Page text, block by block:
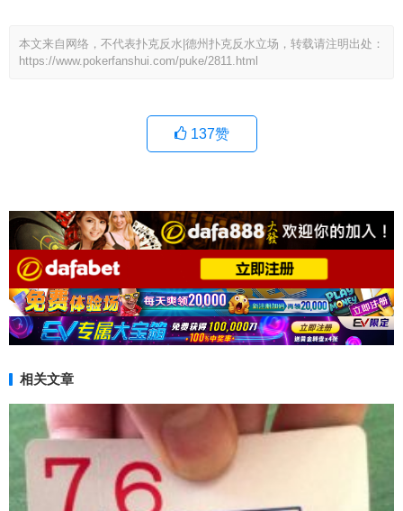
本文来自网络，不代表扑克反水|德州扑克反水立场，转载请注明出处：
https://www.pokerfanshui.com/puke/2811.html
137赞
相关文章